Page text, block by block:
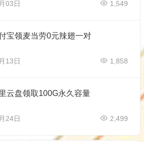
03日 1,549
宝领麦当劳0元辣翅一对
13日 1,858
云盘领取100G永久容量
24日 2,499